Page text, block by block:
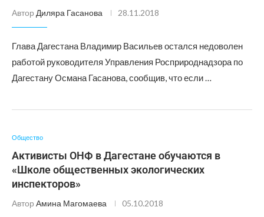
Автор Диляра Гасанова 28.11.2018
Глава Дагестана Владимир Васильев остался недоволен
работой руководителя Управления Росприроднадзора по
Дагестану Османа Гасанова, сообщив, что если …
Общество
Активисты ОНФ в Дагестане обучаются в
«Школе общественных экологических
инспекторов»
Автор Амина Магомаева 05.10.2018